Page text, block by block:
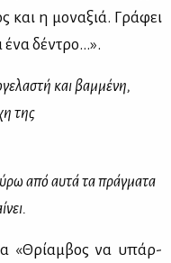
και η μο­να­ξιά. Γρά­φει
ένα δέ­ντρο…».
και βαμ­μέ­νη,
της
από αυ­τά τα πράγ­μα­τα
«Θρί­αμ­βος να υπάρ­